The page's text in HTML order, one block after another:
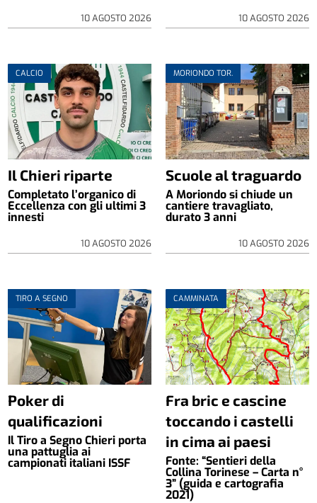
10 AGOSTO 2026 10 AGOSTO 2026
CALCIO
Il Chieri riparte
Completato l’organico di
Eccellenza con gli ultimi 3
innesti
10 AGOSTO 2026
MORIONDO TOR.
Scuole al traguardo
A Moriondo si chiude un
cantiere travagliato,
durato 3 anni
10 AGOSTO 2026
TIRO A SEGNO
Poker di
qualificazioni
Il Tiro a Segno Chieri porta
una pattuglia ai
campionati italiani ISSF
CAMMINATA
Fra bric e cascine
toccando i castelli
in cima ai paesi
Fonte: “Sentieri della
Collina Torinese – Carta n°
3” (guida e cartografia
2021)